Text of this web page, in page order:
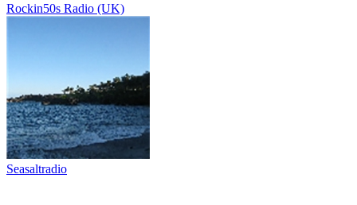
Rockin50s Radio (UK)
Seasaltradio